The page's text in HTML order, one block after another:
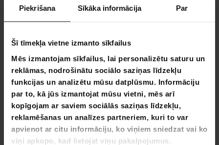
Piekrišana Sīkāka informācija Par
Šī tīmekļa vietne izmanto sīkfailus
Mēs izmantojam sīkfailus, lai personalizētu saturu un
reklāmas, nodrošinātu sociālo saziņas līdzekļu
funkcijas un analizētu mūsu datplūsmu. Informāciju
par to, kā jūs izmantojat mūsu vietni, mēs arī
kopīgojam ar saviem sociālās saziņas līdzekļu,
reklamēšanas un analīzes partneriem, kuri to var
apvienot ar citu informāciju, ko viņiem sniedzat vai ko
viņi apkopo, kad lietojat viņu pakalpojumus.
0
UZRAKSTĪT ATSAUKSMI
UZDOT JAUTĀJUMU
Atsauksme Jautājums